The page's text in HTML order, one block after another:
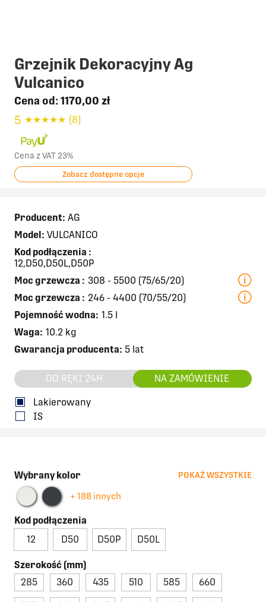
Grzejnik Dekoracyjny Ag
Vulcanico
Cena od: 1170,00 zł
5 ★★★★★ (8)
Cena z VAT 23%
Zobacz dostępne opcje
Producent: AG
Model: VULCANICO
Kod podłączenia :
12,D50,D50L,D50P
Moc grzewcza : 308 - 5500 (75/65/20)
Moc grzewcza : 246 - 4400 (70/55/20)
Pojemność wodna: 1.5 l
Waga: 10.2 kg
Gwarancja producenta: 5 lat
OD RĘKI 24H NA ZAMÓWIENIE
Lakierowany
IS
Wybrany kolor POKAŻ WSZYSTKIE
+ 188 innych
Kod podłączenia
12
D50 D50P D50L
Szerokość (mm)
285
360 435 510 585 660